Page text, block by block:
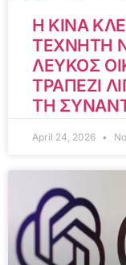
Η ΚΙΝΑ
ΤΕΧΝΗΤΗ
ΛΕΥΚΟΣ
ΤΡΑΠΕΖΙ
ΤΗ
April 24, 2026